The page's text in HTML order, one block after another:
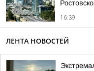
16:39
ЛЕНТА НОВОСТЕЙ